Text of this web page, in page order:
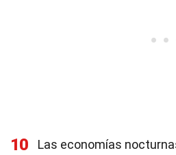
10
Las economías